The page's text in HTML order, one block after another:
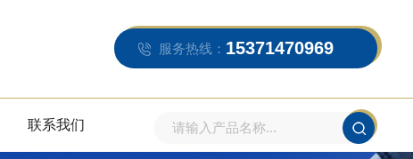
服务热线： 15371470969
联系我们